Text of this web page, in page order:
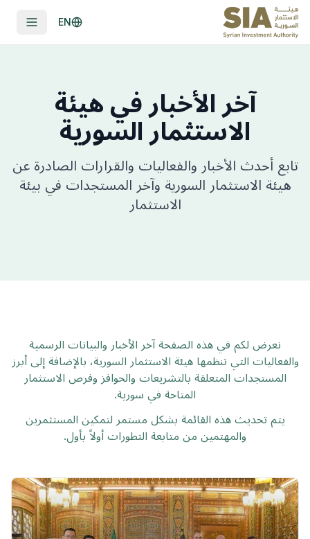
EN
آخر الأخبار في هيئة
الاستثمار السورية
تابع أحدث الأخبار والفعاليات والقرارات الصادرة عن
هيئة الاستثمار السورية وآخر المستجدات في بيئة
الاستثمار
نعرض لكم في هذه الصفحة آخر الأخبار والبيانات الرسمية
والفعاليات التي تنظمها هيئة الاستثمار السورية، بالإضافة إلى أبرز
المستجدات المتعلقة بالتشريعات والحوافز وفرص الاستثمار
المتاحة في سورية.
يتم تحديث هذه القائمة بشكل مستمر لتمكين المستثمرين
والمهتمين من متابعة التطورات أولاً بأول.